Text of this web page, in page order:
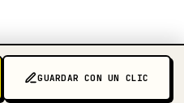
GUARDAR CON UN CLIC